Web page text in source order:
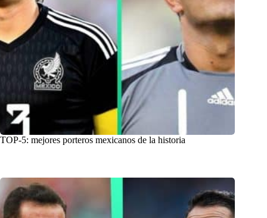
TOP-5: mejores porteros mexicanos de la historia